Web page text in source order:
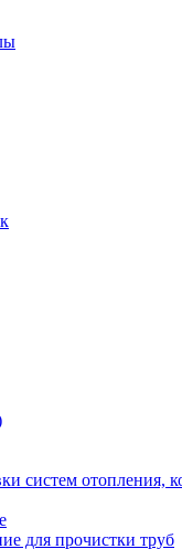
систем отопления,
для прочистки труб